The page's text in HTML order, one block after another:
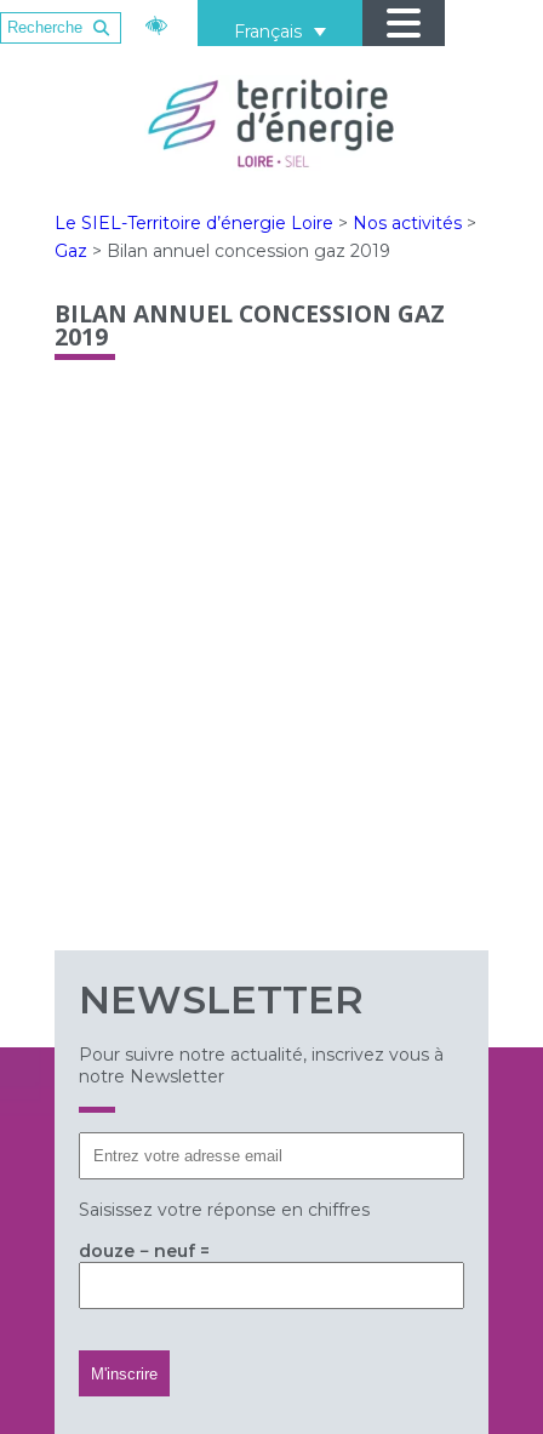
Français
Le SIEL-Territoire d’énergie Loire > Nos activités>
Gaz > Bilan annuel concession gaz 2019
BILAN ANNUEL CONCESSION GAZ
2019
NEWSLETTER
Pour suivre notre actualité, inscrivez vous à
notre Newsletter
Saisissez votre réponse en chiffres
douze − neuf =